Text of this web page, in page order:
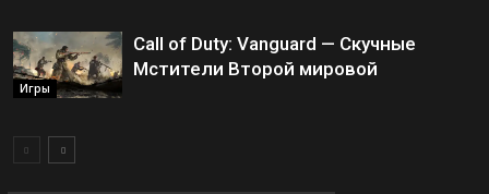
Игры
Call of Duty: Vanguard — Скучные
Мстители Второй мировой